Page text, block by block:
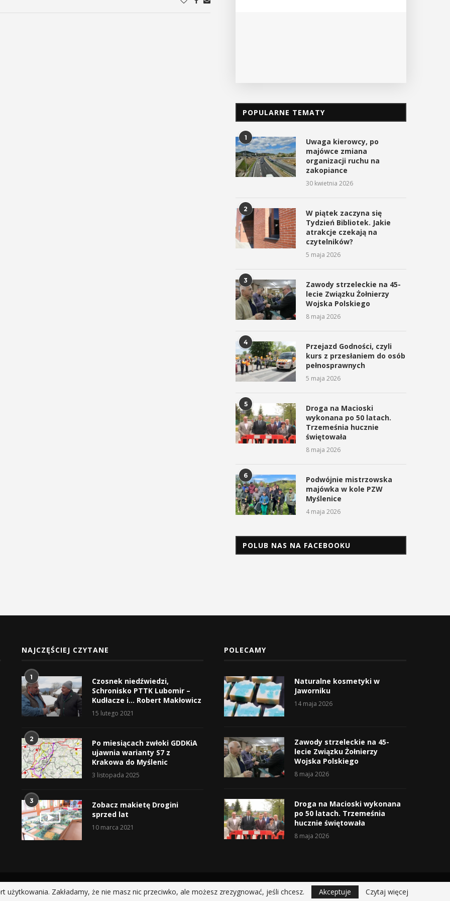
POPULARNE TEMATY
1
Uwaga kierowcy, po
majówce zmiana
organizacji ruchu na
zakopiance
30 kwietnia 2026
2
W piątek zaczyna się
Tydzień Bibliotek. Jakie
atrakcje czekają na
czytelników?
5 maja 2026
3
Zawody strzeleckie na 45-
lecie Związku Żołnierzy
Wojska Polskiego
8 maja 2026
4
Przejazd Godności, czyli
kurs z przesłaniem do osób
pełnosprawnych
5 maja 2026
5
Droga na Macioski
wykonana po 50 latach.
Trzemeśnia hucznie
świętowała
8 maja 2026
6
Podwójnie mistrzowska
majówka w kole PZW
Myślenice
4 maja 2026
POLUB NAS NA FACEBOOKU
NAJCZĘŚCIEJ CZYTANE
1
Czosnek niedźwiedzi,
Schronisko PTTK Lubomir –
Kudłacze i… Robert Makłowicz
15 lutego 2021
2
Po miesiącach zwłoki GDDKiA
ujawnia warianty S7 z
Krakowa do Myślenic
3 listopada 2025
3
Zobacz makietę Drogini
sprzed lat
10 marca 2021
POLECAMY
Naturalne kosmetyki w
Jaworniku
14 maja 2026
Zawody strzeleckie na 45-
lecie Związku Żołnierzy
Wojska Polskiego
8 maja 2026
Droga na Macioski wykonana
po 50 latach. Trzemeśnia
hucznie świętowała
8 maja 2026
@2019 - All Right Reserved.
Zakładamy, że nie masz nic przeciwko, ale możesz zrezygnować, jeśli chcesz. Akceptuje Czytaj więcej